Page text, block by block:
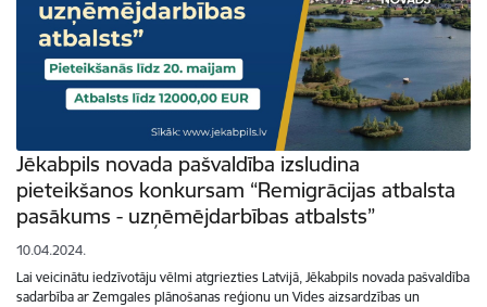
Jēkabpils novada pašvaldība izsludina
pieteikšanos konkursam “Remigrācijas atbalsta
pasākums - uzņēmējdarbības atbalsts”
10.04.2024.
Lai veicinātu iedzīvotāju vēlmi atgriezties Latvijā, Jēkabpils novada pašvaldība
sadarbība ar Zemgales plānošanas reģionu un Vides aizsardzības un